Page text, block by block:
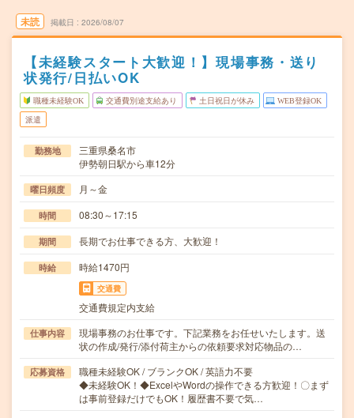
未読 掲載日 2026/08/07
【未経験スタート大歓迎！】現場事務・送り
状発行/日払いOK
職種未経験OK 交通費別途支給あり 土日祝日が休み WEB登録OK
派遣
勤務地
三重県桑名市
伊勢朝日駅から車12分
曜日頻度 月～金
時間 08:30～17:15
期間 長期でお仕事できる方、大歓迎！
時給 時給1470円
交通費
交通費規定内支給
仕事内容
現場事務のお仕事です。下記業務をお任せいたします。送
状の作成/発行/添付荷主からの依頼要求対応物品の…
応募資格
職種未経験OK / ブランクOK / 英語力不要
◆未経験OK！◆ExcelやWordの操作できる方歓迎！〇まず
は事前登録だけでもOK！履歴書不要で気…